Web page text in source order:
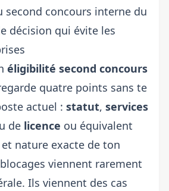
second concours interne du
décision qui évite les
éligibilité second concours
quatre points sans te
actuel : statut, services
de licence ou équivalent
nature exacte de ton
viennent rarement
Ils viennent des cas